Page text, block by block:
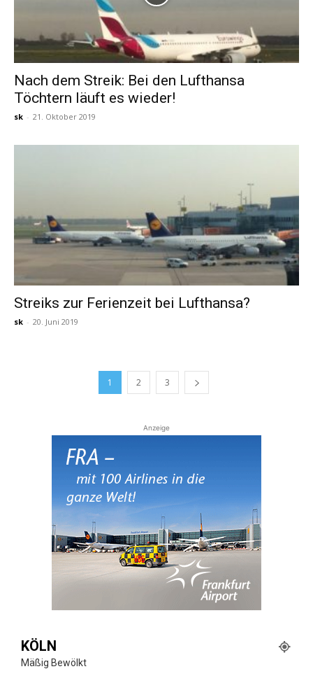
Nach dem Streik: Bei den Lufthansa
Töchtern läuft es wieder!
sk - 21. Oktober 2019
Streiks zur Ferienzeit bei Lufthansa?
sk - 20. Juni 2019
1 2 3
Anzeige
KÖLN
Mäßig Bewölkt